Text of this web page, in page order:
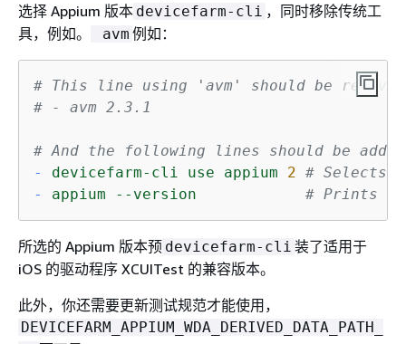
选择 Appium 版本 devicefarm-cli ，同时移除传统工
具，例如。
avm 例如：
# This line using 'avm' should be removed
# - avm 2.3.1
# And the following lines should be added
-
devicefarm-cli use appium 2 # Selects
-
appium --version # Prints
所选的 Appium 版本预 devicefarm-cli 装了适用于
iOS 的驱动程序 XCUITest 的兼容版本。
此外，你还需要更新测试规范才能使用，
DEVICEFARM_APPIUM_WDA_DERIVED_DATA_PATH_